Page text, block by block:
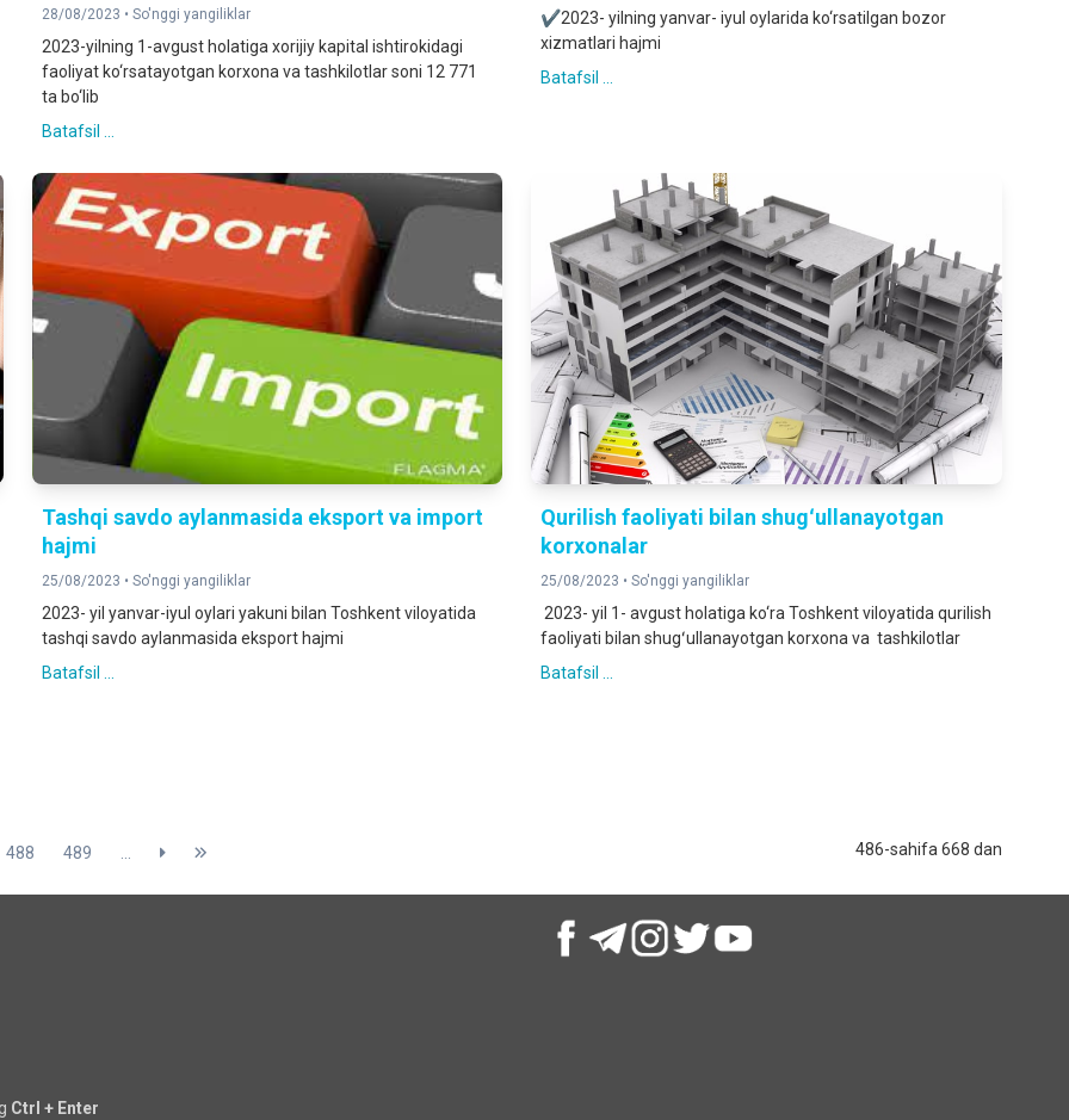
28/08/2023 • So'nggi yangiliklar
2023-yilning 1-avgust holatiga xorijiy kapital ishtirokidagi
faoliyat ko‘rsatayotgan korxona va tashkilotlar soni 12 771
ta bo‘lib
Batafsil ...
✔️2023- yilning yanvar- iyul oylarida ko‘rsatilgan bozor
xizmatlari hajmi
Batafsil ...
Tashqi savdo aylanmasida eksport va import
hajmi
25/08/2023 • So'nggi yangiliklar
2023- yil yanvar-iyul oylari yakuni bilan Toshkent viloyatida
tashqi savdo aylanmasida eksport hajmi
Batafsil ...
Qurilish faoliyati bilan shugʻullanayotgan
korxonalar
25/08/2023 •So'nggi yangiliklar
2023- yil 1- avgust holatiga ko‘ra Toshkent viloyatida qurilish
faoliyati bilan shugʻullanayotgan korxona va tashkilotlar
Batafsil ...
486-sahifa 668 dan
488 489
Ctrl + Enter